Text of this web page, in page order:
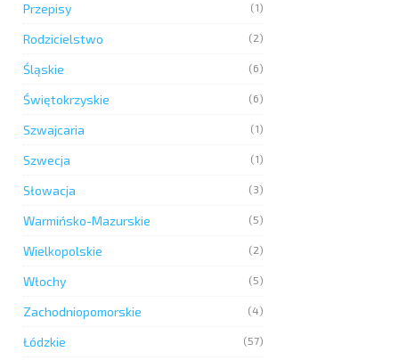
Przepisy (1)
Rodzicielstwo (2)
Śląskie (6)
Świętokrzyskie (6)
Szwajcaria (1)
Szwecja (1)
Słowacja (3)
Warmińsko-Mazurskie (5)
Wielkopolskie (2)
Włochy (5)
Zachodniopomorskie (4)
Łódzkie (57)